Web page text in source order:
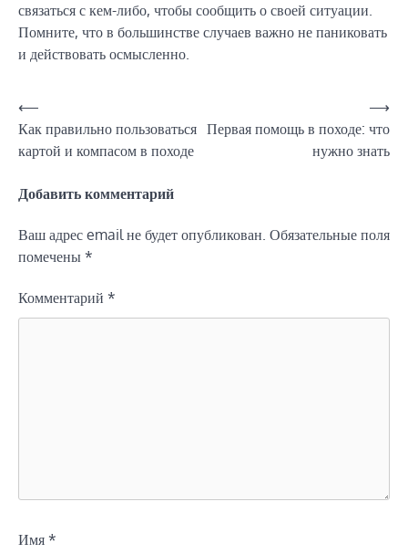
связаться с кем-либо, чтобы сообщить о своей ситуации.
Помните, что в большинстве случаев важно не паниковать
и действовать осмысленно.
Навигация
по
записям
⟵
Как правильно пользоваться
картой и компасом в походе
Первая помощь в походе: что
нужно знать
⟶
Добавить комментарий
Ваш адрес email не будет опубликован. Обязательные поля
помечены *
Комментарий *
Имя *